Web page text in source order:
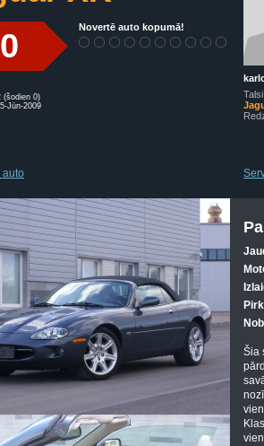
Novertē auto kopumā!
(šodien 0)
Jūn-2009
auto
Talsi
Šia